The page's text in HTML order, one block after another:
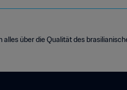
über die Qualität des